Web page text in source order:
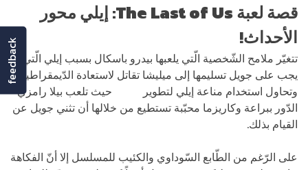
قصة لعبةThe Last of Us: إيلي محور
الأحداث!
تتغيّر ملامح الشّخصية الّتي يلعبها بيدرو باسكال بسبب إيلي الّتي
يجب على جويل تسليمها إلى ميليشا تقاتل لاستعادة الدّيمقراطية
وتحاول استخدام مناعة إيلي لتطوير
حيث تلعب بيلا رامزي
الدّور ببراعة وكاريزما محبّبة تستطيع من خلالها أن تثني جويل عن
القيام بذلك.
على الرّغم من الطّابع السّوداوي والكئيب للمسلسل إلا أنّ الفكاهة
feedback